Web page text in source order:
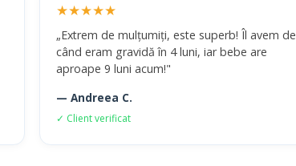
★★★★★
„Extrem de mulțumiți, este superb! Îl avem de
când eram gravidă în 4 luni, iar bebe are
aproape 9 luni acum!"
— Andreea C.
✓ Client verificat